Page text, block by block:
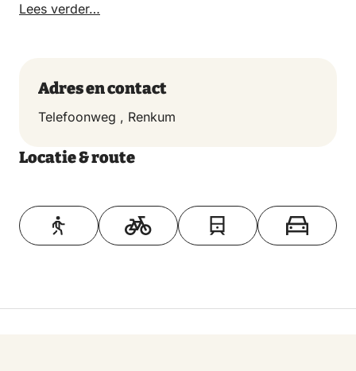
Lees verder…
Adres en contact
Telefoonweg , Renkum
Locatie & route
Toon op kaart